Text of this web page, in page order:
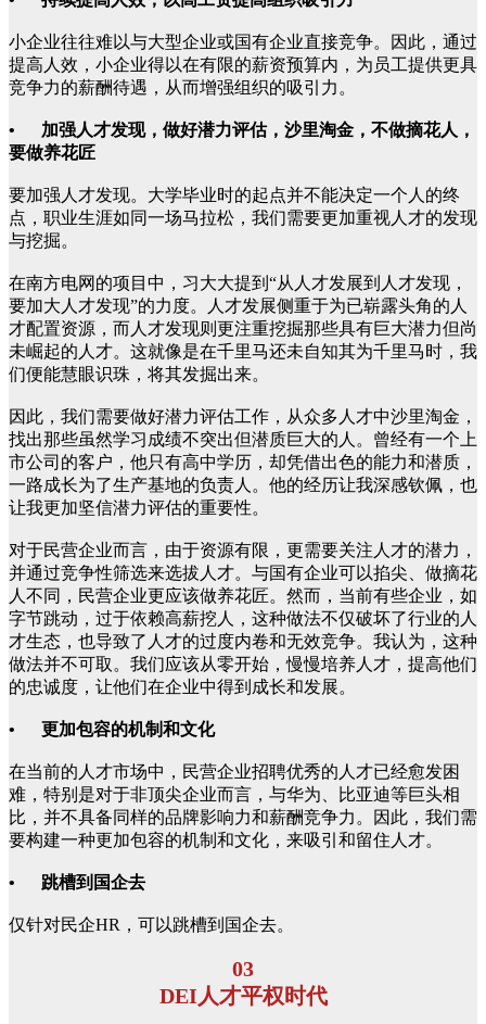
小企业往往难以与大型企业或国有企业直接竞争。因此，通过
提高人效，小企业得以在有限的薪资预算内，为员工提供更具
竞争力的薪酬待遇，从而增强组织的吸引力。
• 加强人才发现，做好潜力评估，沙里淘金，不做摘花人，
要做养花匠
要加强人才发现。大学毕业时的起点并不能决定一个人的终
点，职业生涯如同一场马拉松，我们需要更加重视人才的发现
与挖掘。
在南方电网的项目中，习大大提到“从人才发展到人才发现，
要加大人才发现”的力度。人才发展侧重于为已崭露头角的人
才配置资源，而人才发现则更注重挖掘那些具有巨大潜力但尚
未崛起的人才。这就像是在千里马还未自知其为千里马时，我
们便能慧眼识珠，将其发掘出来。
因此，我们需要做好潜力评估工作，从众多人才中沙里淘金，
找出那些虽然学习成绩不突出但潜质巨大的人。曾经有一个上
市公司的客户，他只有高中学历，却凭借出色的能力和潜质，
一路成长为了生产基地的负责人。他的经历让我深感钦佩，也
让我更加坚信潜力评估的重要性。
对于民营企业而言，由于资源有限，更需要关注人才的潜力，
并通过竞争性筛选来选拔人才。与国有企业可以掐尖、做摘花
人不同，民营企业更应该做养花匠。然而，当前有些企业，如
字节跳动，过于依赖高薪挖人，这种做法不仅破坏了行业的人
才生态，也导致了人才的过度内卷和无效竞争。我认为，这种
做法并不可取。我们应该从零开始，慢慢培养人才，提高他们
的忠诚度，让他们在企业中得到成长和发展。
• 更加包容的机制和文化
在当前的人才市场中，民营企业招聘优秀的人才已经愈发困
难，特别是对于非顶尖企业而言，与华为、比亚迪等巨头相
比，并不具备同样的品牌影响力和薪酬竞争力。因此，我们需
要构建一种更加包容的机制和文化，来吸引和留住人才。
• 跳槽到国企去
仅针对民企HR，可以跳槽到国企去。
03
DEI人才平权时代